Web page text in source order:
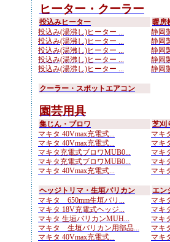
ヒーター・クーラー
投込みヒーター
投込み(湯沸し)ヒーター ...
投込み(湯沸し)ヒーター ...
投込み(湯沸し)ヒーター ...
投込み(湯沸し)ヒーター ...
投込み(湯沸し)ヒーター ...
暖房
静岡
静岡
静岡
静岡
静岡
クーラー・スポットエアコン
園芸用具
集じん・ブロワ
マキタ 40Vmax充電式...
マキタ 40Vmax充電式...
マキタ充電式ブロワMUB0...
マキタ充電式ブロワMUB0...
マキタ 40Vmax充電式...
芝刈
マキ
マキ
マキ
マキ
マキ
ヘッジトリマ・生垣バリカン
マキタ 650mm生垣バリ...
マキタ 18V充電式ヘッジ...
マキタ 生垣バリカンMUH...
マキタ 生垣バリカン用部品...
マキタ 40Vmax充電式...
エン
マキ
マキ
マキ
マキ
マキ